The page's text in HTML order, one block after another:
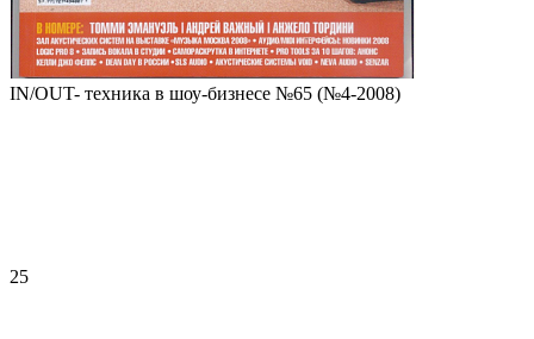
IN/OUT- техника в шоу-бизнесе №65 (№4-2008)
25